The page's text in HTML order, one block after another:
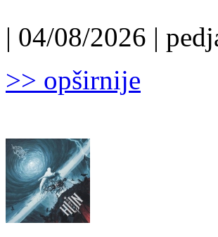
| 04/08/2026 |
>> opširnije